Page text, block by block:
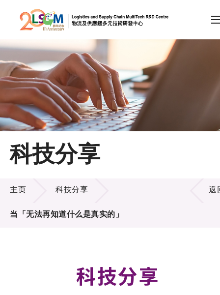
跳到内容（按回车键）
会员登录
A EN 繁 简
主页
关于LSCM
技术商品化
项目及资助计划
科技分享
科技分享
主页 科技分享
当「无法再知道什么是真实的」
返
科技分享